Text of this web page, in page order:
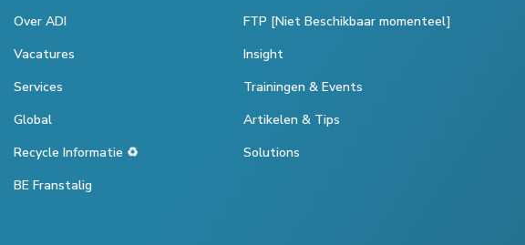
Over ADI
Vacatures
Services
Global
Recycle Informatie ♻️
BE Franstalig
FTP [Niet Beschikbaar momenteel]
Insight
Trainingen & Events
Artikelen & Tips
Solutions